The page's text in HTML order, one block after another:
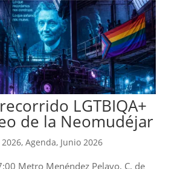
LGTBIQA+
de la Neomudéjar
2026, Agenda, Junio 2026
Metro Menéndez Pelayo, C. de